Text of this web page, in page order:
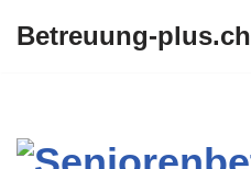
Betreuung-plus.ch